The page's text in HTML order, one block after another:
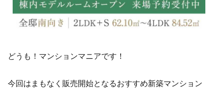
どうも！マンションマニアです！
今回はまもなく販売開始となるおすすめ新築マンション